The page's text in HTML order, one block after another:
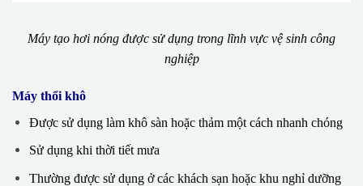
Máy tạo hơi nóng được sử dụng trong lĩnh vực vệ sinh công
nghiệp
Máy thổi khô
Được sử dụng làm khô sàn hoặc thảm một cách nhanh chóng
Sử dụng khi thời tiết mưa
Thường được sử dụng ở các khách sạn hoặc khu nghỉ dưỡng